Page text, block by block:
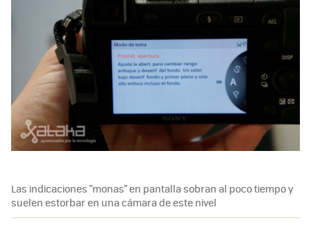
Las indicaciones "monas" en pantalla sobran al poco tiempo y
suelen estorbar en una cámara de este nivel